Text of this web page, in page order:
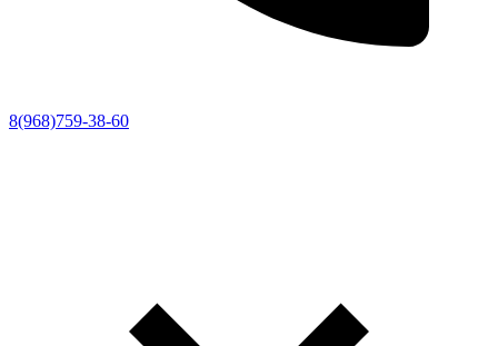
8(968)759-38-60